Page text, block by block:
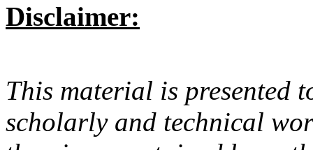
Disclaimer:
This material is presented
scholarly and technical